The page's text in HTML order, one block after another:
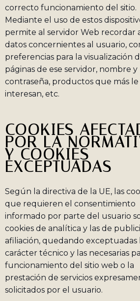
correcto funcionamiento del sitio.
Mediante el uso de estos
permite al servidor Web recordar
datos concernientes al usuario,
preferencias para la visualización
páginas de ese servidor, nombre y
contraseña, productos que más le
interesan, etc.
COOKIES
POR LA
Y COOKIES
EXCEPTUADAS
Según la directiva de la UE, las
que requieren el consentimiento
informado por parte del usuario
cookies de analítica y las de
afiliación, quedando exceptuadas
carácter técnico y las necesarias
funcionamiento del sitio web o la
prestación de servicios
solicitados por el usuario.